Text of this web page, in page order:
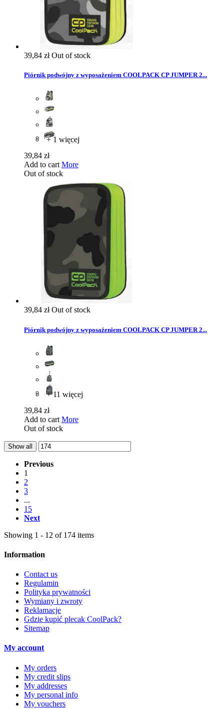
39,84 złOut of stock
Piórnik podwójny z wyposażeniem COOLPACK CP JUMPER 2...
+ 1 więcej
39,84 zł
Add to cart More
Out of stock
39,84 złOut of stock
Piórnik podwójny z wyposażeniem COOLPACK CP JUMPER 2...
+ 11 więcej
39,84 zł
Add to cart More
Out of stock
Show all
Previous
1
2
3
...
15
Next
Showing 1 - 12 of 174 items
Information
Contact us
Regulamin
Polityka prywatności
Wymiany i zwroty
Reklamacje
Gdzie kupić plecak CoolPack?
Sitemap
My account
My orders
My credit slips
My addresses
My personal info
My vouchers